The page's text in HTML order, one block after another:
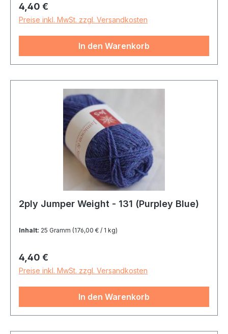
Regulärer Preis:
4,40 €
Preise inkl. MwSt. zzgl. Versandkosten
In den Warenkorb
2ply Jumper Weight - 131 (Purpley Blue)
Inhalt: 25 Gramm (176,00 € / 1 kg)
Regulärer Preis:
4,40 €
Preise inkl. MwSt. zzgl. Versandkosten
In den Warenkorb